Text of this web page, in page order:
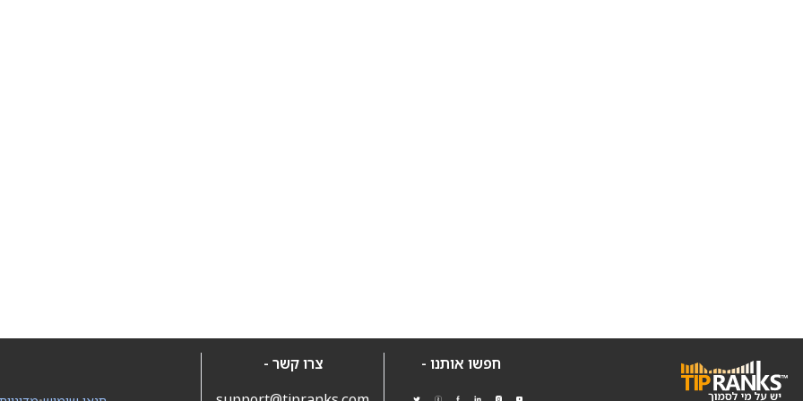
חפשו אותנו -
צרו קשר -